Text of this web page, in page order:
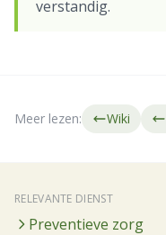
verstandig.
Meer lezen: Wiki
RELEVANTE DIENST
Preventieve zorg